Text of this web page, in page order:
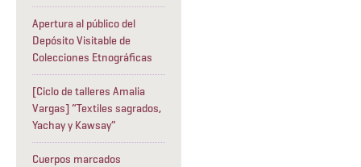
Apertura al público del
Depósito Visitable de
Colecciones Etnográficas
[Ciclo de talleres Amalia
Vargas] “Textiles sagrados,
Yachay y Kawsay”
Cuerpos marcados